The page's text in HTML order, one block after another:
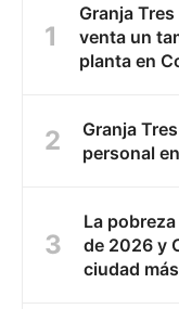
Granja
venta un
planta en
Granja
personal
La
de 2026 y
ciudad